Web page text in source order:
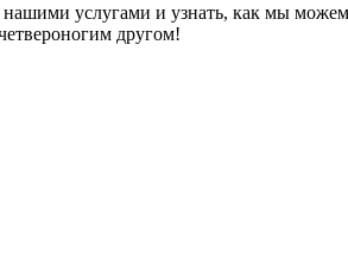
нашими услугами и узнать, как мы
другом!